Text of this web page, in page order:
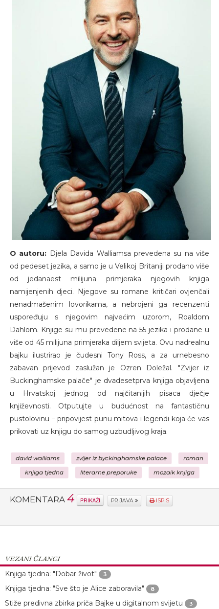
O autoru: Djela Davida Walliamsa prevedena su na više
od pedeset jezika, a samo je u Velikoj Britaniji prodano više
od jedanaest milijuna primjeraka njegovih knjiga
namijenjenih djeci. Njegove su romane kritičari ovjenčali
nenadmašenim lovorikama, a nebrojeni ga recenzenti
uspoređuju s njegovim najvećim uzorom, Roaldom
Dahlom. Knjige su mu prevedene na 55 jezika i prodane u
više od 45 milijuna primjeraka diljem svijeta. Ovu nadrealnu
bajku ilustrirao je čudesni Tony Ross, a za urnebesno
zabavan prijevod zaslužan je Ozren Doležal. "Zvijer iz
Buckinghamske palače" je dvadesetprva knjiga objavljena
u Hrvatskoj jednog od najčitanijih pisaca dječje
književnosti. Otputujte u budućnost na fantastičnu
pustolovinu – pripovijest punu mitova i legendi koja će vas
prikovati uz knjigu do samog uzbudljivog kraja.
david walliams zvijer iz byckinghamske palace roman
knjiga tjedna literarne preporuke mozaik knjiga
KOMENTARA 4 PRIKAŽI PRIJAVA ISPIS
VEZANI ČLANCI
Knjiga tjedna: "Dobar život"
3
Knjiga tjedna: "Sve što je Alice zaboravila" 8
Stiže predivna zbirka priča Bajke u digitalnom svijetu 3